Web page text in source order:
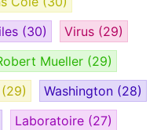
(30) Virus (29)
Mueller (29)
(29) Washington (28)
Laboratoire (27)